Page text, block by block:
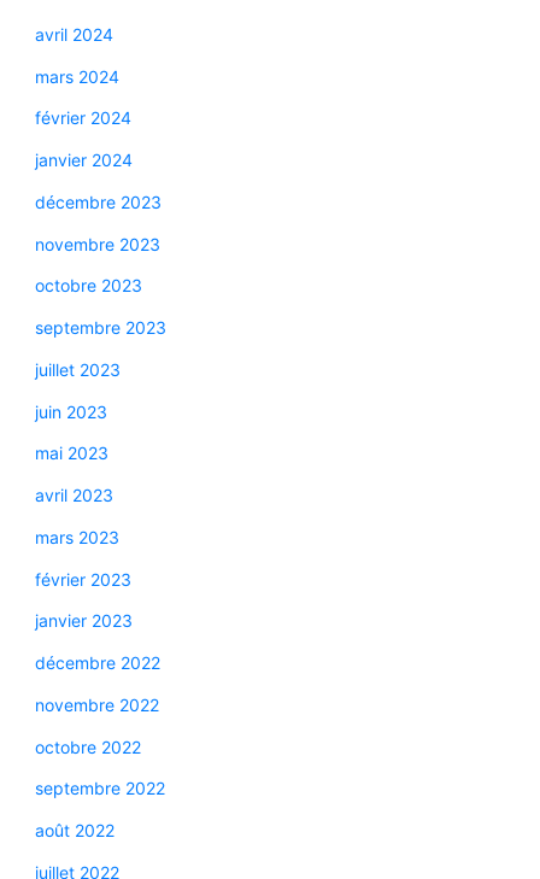
avril 2024
mars 2024
février 2024
janvier 2024
décembre 2023
novembre 2023
octobre 2023
septembre 2023
juillet 2023
juin 2023
mai 2023
avril 2023
mars 2023
février 2023
janvier 2023
décembre 2022
novembre 2022
octobre 2022
septembre 2022
août 2022
juillet 2022